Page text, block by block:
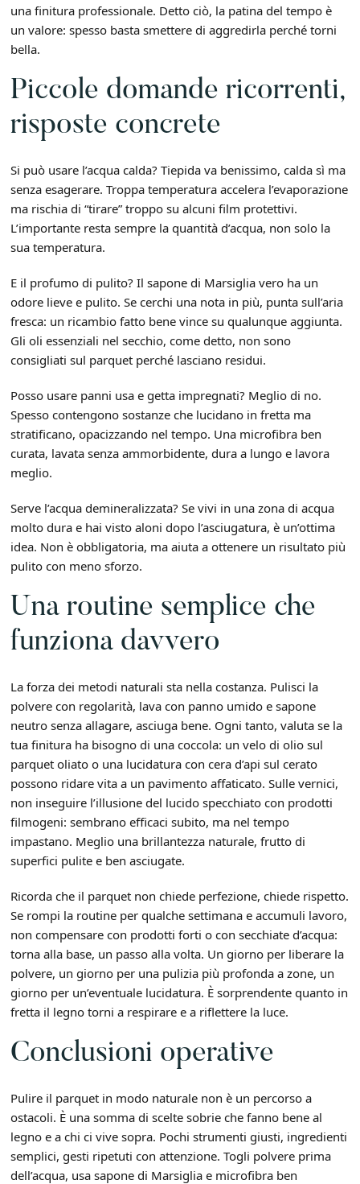
una finitura professionale. Detto ciò, la patina del tempo è
un valore: spesso basta smettere di aggredirla perché torni
bella.
Piccole domande ricorrenti,
risposte concrete
Si può usare l’acqua calda? Tiepida va benissimo, calda sì ma
senza esagerare. Troppa temperatura accelera l’evaporazione
ma rischia di “tirare” troppo su alcuni film protettivi.
L’importante resta sempre la quantità d’acqua, non solo la
sua temperatura.
E il profumo di pulito? Il sapone di Marsiglia vero ha un
odore lieve e pulito. Se cerchi una nota in più, punta sull’aria
fresca: un ricambio fatto bene vince su qualunque aggiunta.
Gli oli essenziali nel secchio, come detto, non sono
consigliati sul parquet perché lasciano residui.
Posso usare panni usa e getta impregnati? Meglio di no.
Spesso contengono sostanze che lucidano in fretta ma
stratificano, opacizzando nel tempo. Una microfibra ben
curata, lavata senza ammorbidente, dura a lungo e lavora
meglio.
Serve l’acqua demineralizzata? Se vivi in una zona di acqua
molto dura e hai visto aloni dopo l’asciugatura, è un’ottima
idea. Non è obbligatoria, ma aiuta a ottenere un risultato più
pulito con meno sforzo.
Una routine semplice che
funziona davvero
La forza dei metodi naturali sta nella costanza. Pulisci la
polvere con regolarità, lava con panno umido e sapone
neutro senza allagare, asciuga bene. Ogni tanto, valuta se la
tua finitura ha bisogno di una coccola: un velo di olio sul
parquet oliato o una lucidatura con cera d’api sul cerato
possono ridare vita a un pavimento affaticato. Sulle vernici,
non inseguire l’illusione del lucido specchiato con prodotti
filmogeni: sembrano efficaci subito, ma nel tempo
impastano. Meglio una brillantezza naturale, frutto di
superfici pulite e ben asciugate.
Ricorda che il parquet non chiede perfezione, chiede rispetto.
Se rompi la routine per qualche settimana e accumuli lavoro,
non compensare con prodotti forti o con secchiate d’acqua:
torna alla base, un passo alla volta. Un giorno per liberare la
polvere, un giorno per una pulizia più profonda a zone, un
giorno per un’eventuale lucidatura. È sorprendente quanto in
fretta il legno torni a respirare e a riflettere la luce.
Conclusioni operative
Pulire il parquet in modo naturale non è un percorso a
ostacoli. È una somma di scelte sobrie che fanno bene al
legno e a chi ci vive sopra. Pochi strumenti giusti, ingredienti
semplici, gesti ripetuti con attenzione. Togli polvere prima
dell’acqua, usa sapone di Marsiglia e microfibra ben